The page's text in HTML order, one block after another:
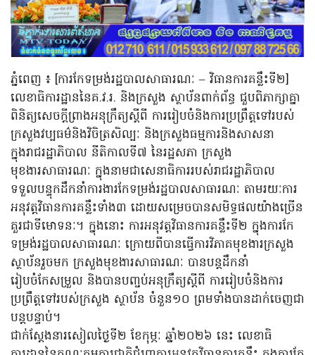
ភ្នំពេញ ៖ [ការកែទម្រង់រដ្ឋបាលសាធារណៈ – វិធានការគន្លឹះទី២]
លេខាធិការដ្ឋាននៃគ.វ.រ. និងក្រសួង ស្ថាប័នពាក់ព័ន្ធ ជួបពិភាក្សាគ្នា
ពិនិត្យសេចក្តីព្រាងអនុក្រឹត្យស្តីពី ការរៀបចំនិងការប្រព្រឹត្តទៅរបស់
ក្រសួងវប្បធម៌និងវិចិត្រសិល្បៈ និងក្រសួងធម្មការនិងសាសនា
ក្នុងរាជរដ្ឋាភិបាល នីតិកាលទី៧ នៃរដ្ឋសភា ក្រសួង
មុខងារសាធារណៈ ក្នុងនាមជាសេនាធិការរបស់រាជរដ្ឋាភិបាល
ទទួលបន្ទុកដឹកនាំការងារកែទម្រង់រដ្ឋបាលសាធារណៈ តាមរយៈការ
អនុវត្តវិធានការគន្លឹះទាំង៣ ដោយសម្រេចបានសមិទ្ធផលយ៉ាងច្រើន
គួរជាទីមោទនៈ។ ក្នុងនោះ ការអនុវត្តវិធានការគន្លឹះទី២ ក្នុងការកែ
ទម្រង់រដ្ឋបាលសាធារណៈ ក្រោយពីបានធ្វើការវិភាគមុខងារក្រសួង
ស្ថាប័នរួចមក ក្រសួងមុខងារសាធារណៈ បានបន្តដឹកនាំ
រៀបចំកែសម្រួល និងបានបញ្ចប់អនុក្រឹត្យស្តីពី ការរៀបចំនិងការ
ប្រព្រឹត្តទៅរបស់ក្រសួង ស្ថាប័ន ចំនួន១០ ព្រមទាំងបានដាក់ចេញជា
បន្តបន្ទាប់។
ជាក់ស្តែងនារសៀលថ្ងៃទី២ ខែកុម្ភៈ ឆ្នាំ២០២៦ នេះ លេខាធិ